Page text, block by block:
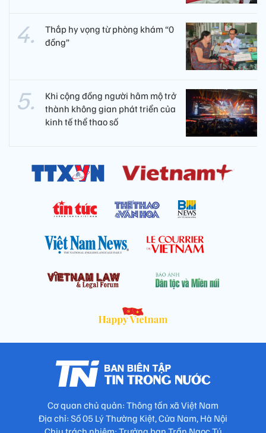
Thắp hy vọng từ phòng khám “0
đồng”
Khi cộng đồng người hâm mộ trở
thành không gian phát triển của
kinh tế thể thao số
Cơ quan chủ quản: Thông tấn xã Việt Nam
Địa chỉ: Số 05 Lý Thường Kiệt, Cửa Nam, Hà Nội